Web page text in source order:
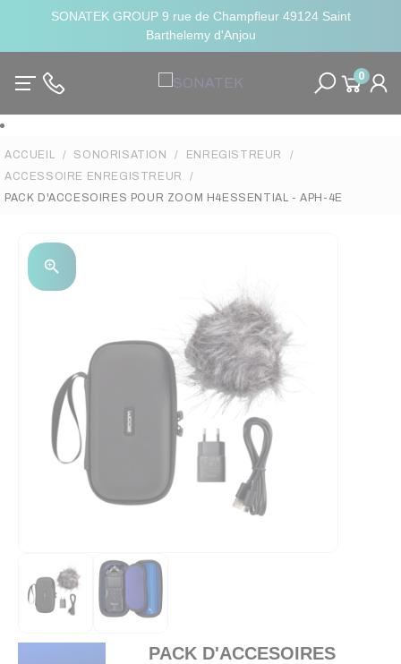
SONATEK GROUP 9 rue de Champfleur 49124 Saint
Barthelemy d'Anjou
0
ACCUEIL SONORISATION
ENREGISTREUR
ACCESSOIRE ENREGISTREUR
PACK D'ACCESOIRES POUR ZOOM H4ESSENTIAL - APH-4E
zoom_in
PACK D'ACCESOIRES